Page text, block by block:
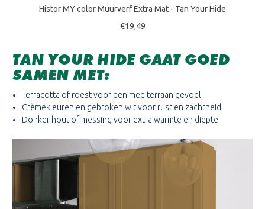
Histor MY color Muurverf Extra Mat - Tan Your Hide
€19,49
TAN YOUR HIDE GAAT GOED
SAMEN MET:
Terracotta of roest voor een mediterraan gevoel
Crèmekleuren en gebroken wit voor rust en zachtheid
Donker hout of messing voor extra warmte en diepte